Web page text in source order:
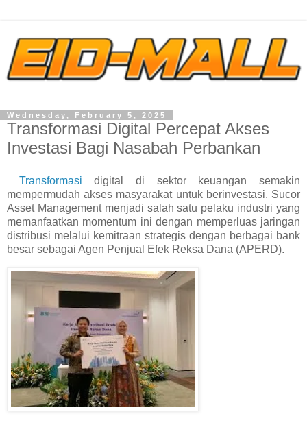
Wednesday, February 5, 2025
Transformasi Digital Percepat Akses
Investasi Bagi Nasabah Perbankan
Transformasi digital di sektor keuangan semakin
mempermudah akses masyarakat untuk berinvestasi. Sucor
Asset Management menjadi salah satu pelaku industri yang
memanfaatkan momentum ini dengan memperluas jaringan
distribusi melalui kemitraan strategis dengan berbagai bank
besar sebagai Agen Penjual Efek Reksa Dana (APERD).